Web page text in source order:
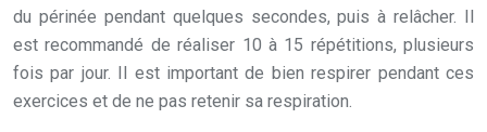
du périnée pendant quelques secondes, puis à relâcher. Il
est recommandé de réaliser 10 à 15 répétitions, plusieurs
fois par jour. Il est important de bien respirer pendant ces
exercices et de ne pas retenir sa respiration.